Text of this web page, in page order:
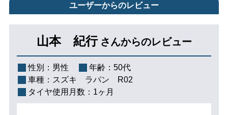
ユーザーからのレビュー
山本 紀行 さんからのレビュー
性別： 男性 年齢： 50代
車種： スズキ ラパン R02
タイヤ使用月数： 1ヶ月